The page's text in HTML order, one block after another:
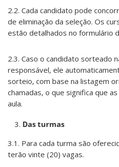
2.2. Cada candidato pode
de eliminação da seleção. Os
estão detalhados no formulário
2.3. Caso o candidato sorteado
responsável, ele
sorteio, com base na listagem
chamadas, o que significa que
aula.
Das turmas
3.1. Para cada turma são
terão vinte (20) vagas.